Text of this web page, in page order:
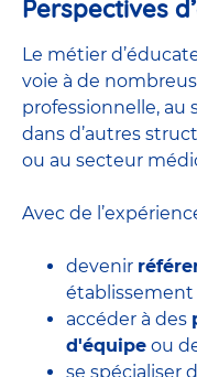
Perspectives
Le métier
voie à de
professionnelle, au
dans d’autres
ou au secteur
Avec de
devenir
établissement
accéder à des
d'équipe ou
se spécialiser